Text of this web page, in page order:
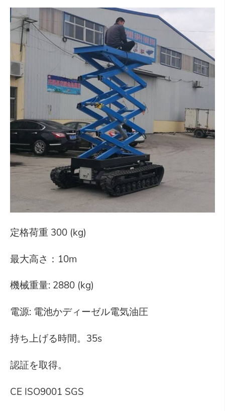
定格荷重 300 (kg)
最大高さ：10m
機械重量: 2880 (kg)
電源: 電池かディーゼル電気油圧
持ち上げる時間。35s
認証を取得。
CE ISO9001 SGS